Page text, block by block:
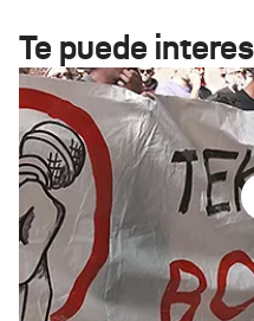
Te puede